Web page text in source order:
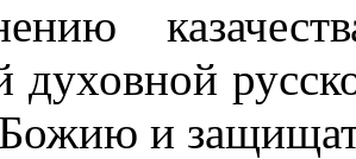
духовной
и